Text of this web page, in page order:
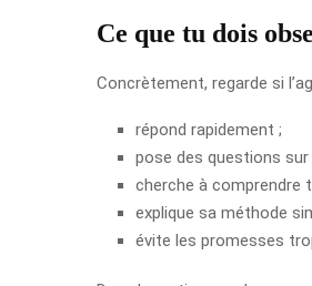
Ce que tu dois
Concrètement, regarde si
répond rapidement ;
pose des questions
cherche à comprendre
explique sa méthode
évite les promesses